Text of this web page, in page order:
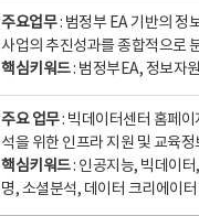
주요업무: 범정부 EA 기반의 정
사업의 추진성과를 종합적으로
핵심키워드: 범정부EA, 정보자
주요 업무: 빅데이터센터 홈페
석을 위한 인프라 지원 및 교육정
핵심키워드: 인공지능, 빅데이
명, 소셜분석, 데이터 크리에이